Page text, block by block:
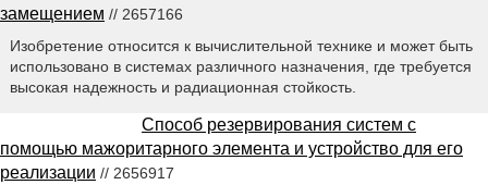
замещением // 2657166
Изобретение относится к вычислительной технике и может быть
использовано в системах различного назначения, где требуется
высокая надежность и радиационная стойкость.
Способ резервирования систем с
помощью мажоритарного элемента и устройство для его
реализации // 2656917